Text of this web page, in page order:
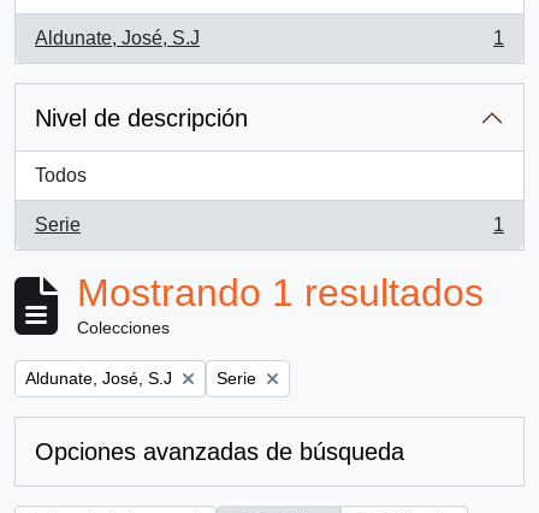
Aldunate, José, S.J
, 1 resultados
1
Nivel de descripción
Todos
Serie
, 1 resultados
1
Mostrando 1 resultados
Colecciones
Remove filter:
Aldunate, José, S.J Remove filter:
Serie
Opciones avanzadas de búsqueda